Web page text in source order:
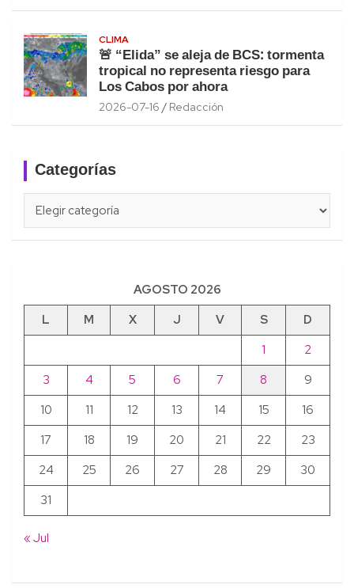
CLIMA
🚨 “Elida” se aleja de BCS: tormenta
tropical no representa riesgo para
Los Cabos por ahora
2026-07-16 Redacción
Categorías
AGOSTO 2026
L
M X J V S
D
1
2
3
4 5 6 7 8
9
10
11 12 13 14 15
16
17
18 19 20 21 22
23
24
25 26 27 28 29
30
31
« Jul